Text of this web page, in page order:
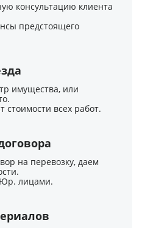
консультацию клиента
предстоящего
имущества, или
стоимости всех работ.
на перевозку, даем
лицами.